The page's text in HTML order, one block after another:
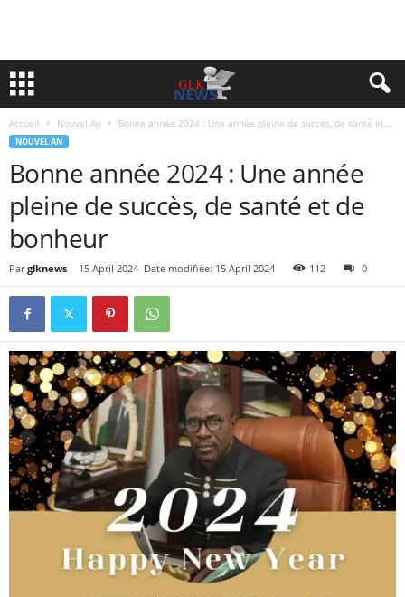
Accueil Nouvel An Bonne année 2024 : Une année pleine de succès, de santé et...
NOUVEL AN
Bonne année 2024 : Une année
pleine de succès, de santé et de
bonheur
Par glknews - 15 April 2024 Date modifiée: 15 April 2024 112 0